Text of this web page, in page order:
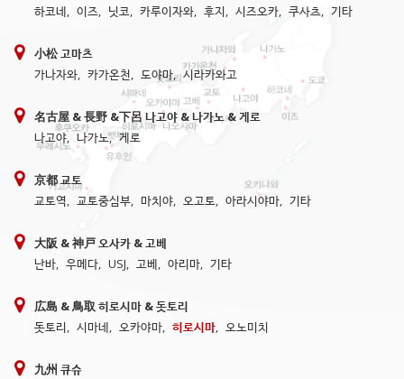
하코네, 이즈, 닛코, 카루이자와, 후지, 시즈오카, 쿠사츠, 기타
小松 고마츠
가나자와, 카가온천, 도야마, 시라카와고
名古屋 & 長野 &下呂 나고야 & 나가노 & 게로
나고야, 나가노, 게로
京都 교토
교토역, 교토중심부, 마치야, 오고토, 아라시야마, 기타
大阪 & 神戸 오사카 & 고베
난바, 우메다, USJ, 고베, 아리마, 기타
広島 & 鳥取 히로시마 & 돗토리
돗토리, 시마네, 오카야마, 히로시마, 오노미치
九州 큐슈